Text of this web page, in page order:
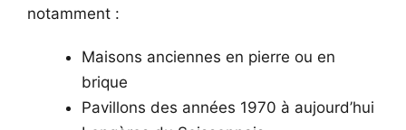
notamment :
Maisons anciennes en pierre ou en
brique
Pavillons des années 1970 à aujourd’hui